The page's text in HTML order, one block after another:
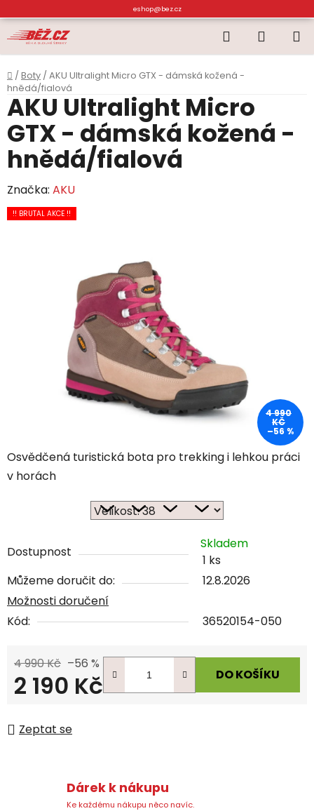
na
obsah
eshop@bez.cz
Hledat
KOŠÍK
Domů
/ Boty / AKU Ultralight Micro GTX - dámská kožená -
hnědá/fialová
Osvědčená turistická bota pro trekking i lehkou práci
v horách
Dostupnost
Skladem
1 ks
Můžeme doručit do:
12.8.2026
Možnosti doručení
Kód:
36520154-050
4 990 Kč –56 %
2 190 Kč DO KOŠÍKU
Zeptat se
AKU Ultralight Micro
GTX - dámská kožená -
hnědá/fialová
Značka: AKU
!! BRUTAL AKCE !!
4 990
KČ
–56 %
Dárek k nákupu
Ke každému nákupu něco navíc.